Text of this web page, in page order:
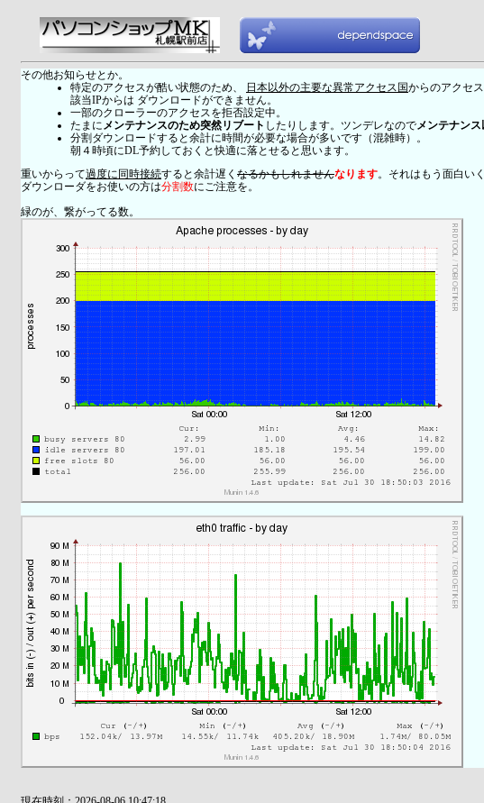
その他お知らせとか。
特定のアクセスが酷い状態のため、
日本以外の主要な異常アクセス国からのアクセ
該当IPからは ダウンロードができません。
一部のクローラーのアクセスを拒否設定中。
たまにメンテナンスのため突然リブート したりします。ツンデレなのでメンテナン
分割ダウンロードすると余計に時間が必要な場合が多いです（混雑時）。
朝４時頃にDL予約しておくと快適に落とせると思います。
重いからって過度に同時接続すると余計遅く なるかもしれませんなります。それはもう面白い
ダウンローダをお使いの方は分割数にご注意を。
緑のが、繋がってる数。